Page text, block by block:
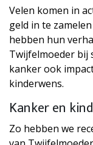
Velen komen in
geld in te
hebben hun
Twijfelmoeder bij
kanker ook
kinderwens.
Kanker en
Zo hebben we